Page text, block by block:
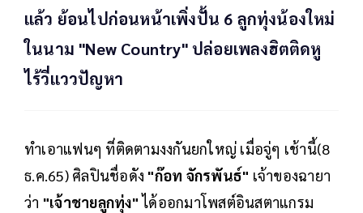
แล้ว ย้อนไปก่อนหน้าเพิ่งปั้น 6 ลูกทุ่งน้องใหม่
ในนาม "New Country" ปล่อยเพลงฮิตติดหู
ไร้วี่แววปัญหา
ทำเอาแฟนๆ ที่ติดตามงงกันยกใหญ่ เมื่อจู่ๆ เช้านี้(8
ธ.ค.65) ศิลปินชื่อดัง "ก๊อท จักรพันธ์" เจ้าของฉายา
ว่า "เจ้าชายลูกทุ่ง" ได้ออกมาโพสต์อินสตาแกรม